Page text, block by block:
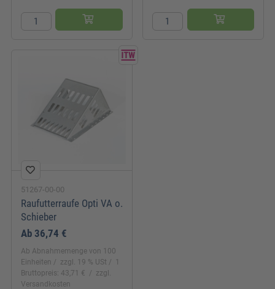
51267-00-00
Raufutterraufe Opti VA o.
Schieber
Ab 36,74 €
Ab Abnahmemenge von 100
Einheiten
zzgl. 19 % USt
1
Bruttopreis: 43,71 €
zzgl.
Versandkosten